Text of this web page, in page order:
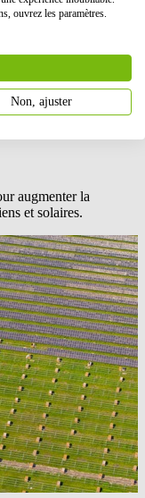
disposition pour définir
le développement
augmenter la
et solaires.
ouvrez les paramètres.
Non, ajuster